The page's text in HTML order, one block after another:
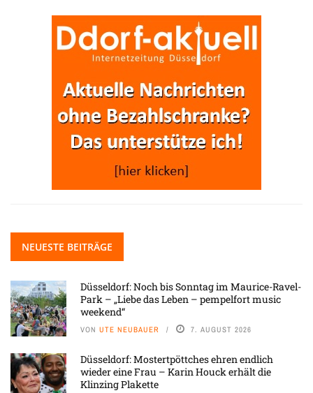
NEUESTE BEITRÄGE
Düsseldorf: Noch bis Sonntag im Maurice-Ravel-
Park – „Liebe das Leben – pempelfort music
weekend“
VON UTE NEUBAUER 7. AUGUST 2026
Düsseldorf: Mostertpöttches ehren endlich
wieder eine Frau – Karin Houck erhält die
Klinzing Plakette